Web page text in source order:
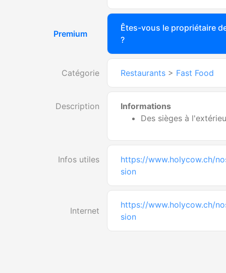
Premium
Êtes-vous le propriétaire
?
Catégorie Restaurants > Fast Food
Description
Informations
Des sièges à
Infos utiles
https://www.holycow.ch/
sion
Internet
https://www.holycow.ch/
sion